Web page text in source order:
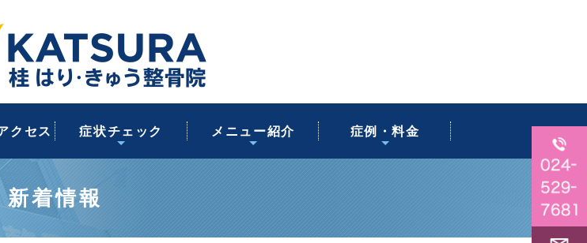
クセス
症状チェック
メニュー紹介
療
症例・料金
新着情報